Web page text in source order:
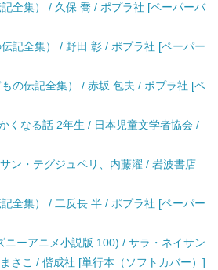
全集） / 久保 喬 / ポプラ社 [ペーパーバ
記全集） / 野田 彰 / ポプラ社 [ペーパー
の伝記全集） / 赤坂 包夫 / ポプラ社 [ペ
くなる話 2年生 / 日本児童文学者協会 /
ン・テグジュペリ、内藤濯 / 岩波書店
全集） / 二反長 半 / ポプラ社 [ペーパー
ニーアニメ小説版 100) / サラ・ネイサン
さこ / 偕成社 [単行本（ソフトカバー）]